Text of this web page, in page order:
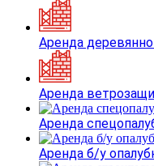
Аренда
Аренда
Аренда
Аренда б/у